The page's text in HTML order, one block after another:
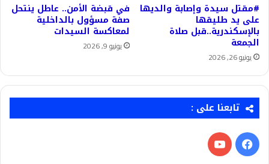
#مقتل سيدة وإصابة والديها
على يد طليقها
بالإسكندرية..قبل صلاة
الجمعة
يونيو 26, 2026
في قبضة الأمن.. عاطل ينتحل
صفة مسؤول بالداخلية
لمعاكسة السيدات
يونيو 9, 2026
تابعنا على :
فيسبوك‫YouTube